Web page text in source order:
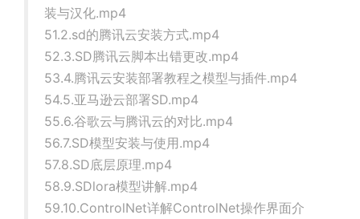
装与汉化.mp4
51.2.sd的腾讯云安装方式.mp4
52.3.SD腾讯云脚本出错更改.mp4
53.4.腾讯云安装部署教程之模型与插件.mp4
54.5.亚马逊云部署SD.mp4
55.6.谷歌云与腾讯云的对比.mp4
56.7.SD模型安装与使用.mp4
57.8.SD底层原理.mp4
58.9.SDlora模型讲解.mp4
59.10.ControlNet详解ControlNet操作界面介